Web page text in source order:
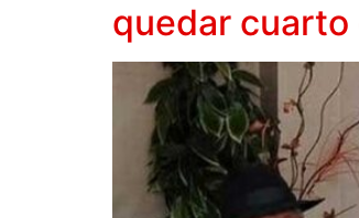
quedar cuarto